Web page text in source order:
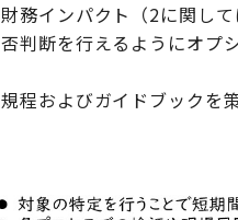
財務インパクト（2に関し
否判断を行えるようにオプ
規程およびガイドブックを